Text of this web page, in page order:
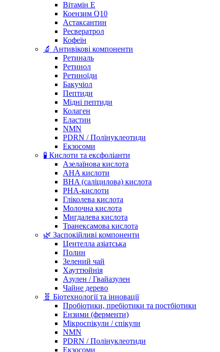
Вітамін Е
Коензим Q10
Астаксантин
Ресвератрол
Кофеїн
🔬 Антивікові компоненти
Ретиналь
Ретинол
Ретиноїди
Бакучіол
Пептиди
Мідні пептиди
Колаген
Еластин
NMN
PDRN / Полінуклеотиди
Екзосоми
🧪 Кислоти та ексфоліанти
Азелаїнова кислота
AHA кислоти
BHA (саліцилова) кислота
PHA-кислоти
Гліколева кислота
Молочна кислота
Мигдалева кислота
Транексамова кислота
🌿 Заспокійливі компоненти
Центелла азіатська
Полин
Зелений чай
Хауттюйнія
Азулен / Гвайазулен
Чайне дерево
🧬 Біотехнології та інновації
Пробіотики, пребіотики та постбіотики
Ензими (ферменти)
Мікроспікули / спікули
NMN
PDRN / Полінуклеотиди
Екзосоми